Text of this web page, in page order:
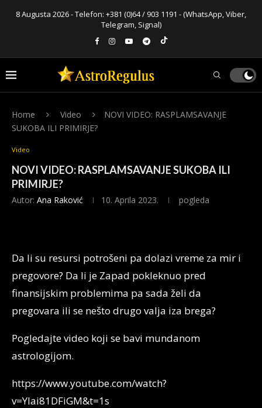
8 Augusta 2026 - Telefon: +381 (0)64 / 903 1191 - (WhatsApp, Viber,
Telegram, Signal)
Home Video
NOVI VIDEO: RASPLAMSAVANJE
SUKOBA ILI PRIMIRJE?
Video
NOVI VIDEO: RASPLAMSAVANJE SUKOBA ILI
PRIMIRJE?
Autor: Ana Raković 10. Aprila 2023. pogleda
Da li su resursi potrošeni pa dolazi vreme za mir i
pregovore? Da li je Zapad pokleknuo pred
finansijskim problemima pa sada želi da
pregovara ili se nešto drugo valja iza brega?
Pogledajte video koji se bavi mundanom
astrologijom.
https://www.youtube.com/watch?
v=YIai81DFiGM&t=1s